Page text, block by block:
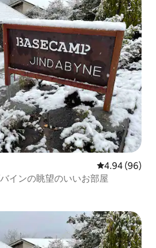
レビュー96件
4.94 (96)
インの眺望のいいお部屋
す。